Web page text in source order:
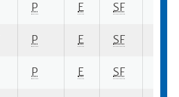
P E SF
P E SF
P E SF